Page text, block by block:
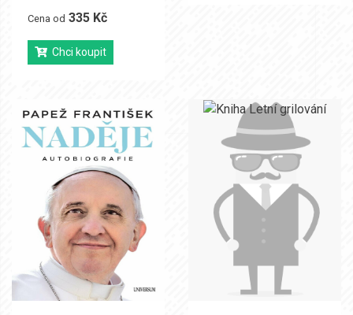
Cena od 335 Kč
Chci koupit